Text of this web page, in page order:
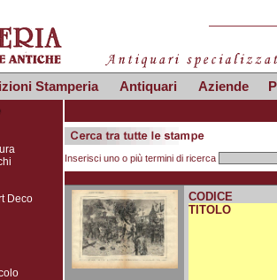
Stamperia Antiquari Aziende
Deco
Inserisci uno o più termini di ricerca
CODICE
TITOLO